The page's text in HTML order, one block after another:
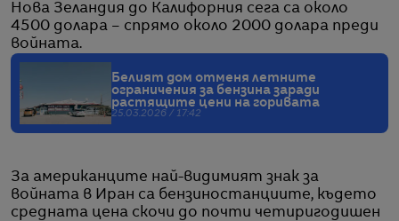
Нова Зеландия до Калифорния сега са около
4500 долара – спрямо около 2000 долара преди
войната.
Белият дом отменя летните
ограничения за бензина заради
растящите цени на горивата
25.03.2026 / 17:42
За американците най-видимият знак за
войната в Иран са бензиностанциите, където
средната цена скочи до почти четиригодишен